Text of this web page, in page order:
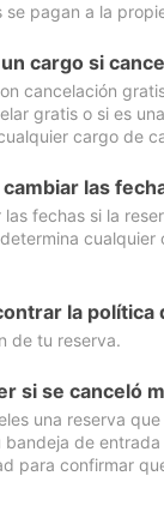
se pagan a la
cargo si
cancelación
gratis o si es
cargo de
las
fechas si la
cualquier
la política
de tu reserva.
si se canceló
una reserva
de
para confirmar